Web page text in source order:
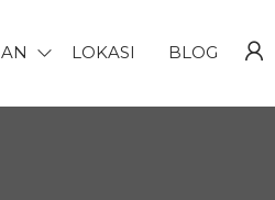
LOKASI BLOG